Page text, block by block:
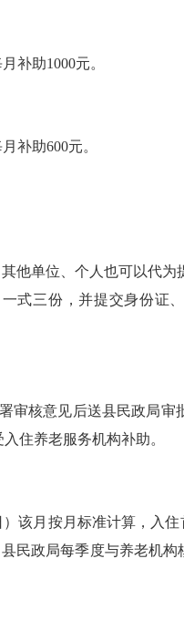
补助1000元。
补助600元。
他单位、个人也可以代为
式三份，并提交身份证
审核意见后送县民政局审
住养老服务机构补助。
）该月按月标准计算，入
民政局每季度与养老机